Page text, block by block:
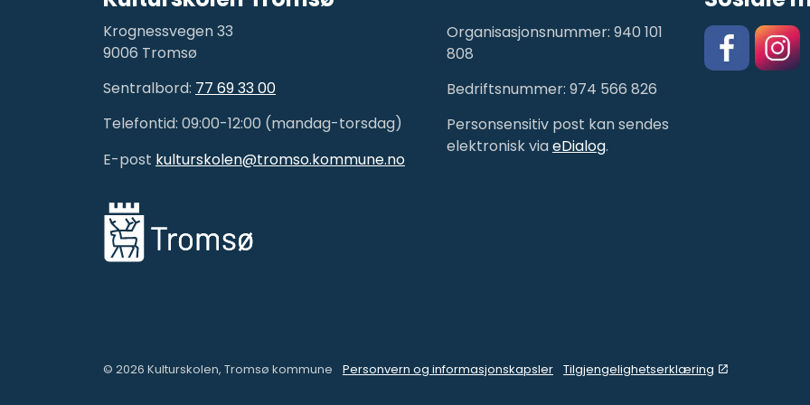
Krognessvegen 33
9006 Tromsø
Sentralbord: 77 69 33 00
Telefontid: 09:00-12:00 (mandag-torsdag)
E-post kulturskolen@tromso.kommune.no
Organisasjonsnummer: 940 101
808
Bedriftsnummer: 974 566 826
Personsensitiv post kan sendes
elektronisk viaeDialog.
© 2026 Kulturskolen, Tromsø kommune Personvern og informasjonskapsler Tilgjengelighetserklæring